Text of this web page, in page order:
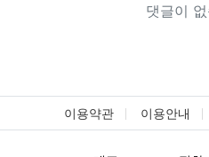
댓글이
이용약관 이용안내